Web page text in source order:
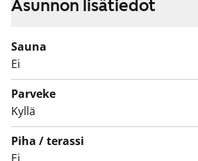
Tulehan tutustumaan tarkemmin,
uusi elämäsi vuokrakoti!
Asuntojen parvekkeet ovat
ja parvekkeille on suunnitteilla
ajalta maksetaan vuokrahyvitystä.
Asunnon lisätiedot
Sauna
Ei
Parveke
Kyllä
Piha / terassi